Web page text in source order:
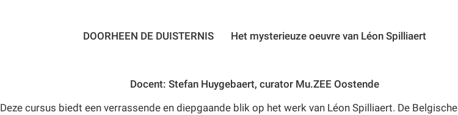
DOORHEEN DE DUISTERNIS Het mysterieuze oeuvre van Léon Spilliaert
Docent: Stefan Huygebaert, curator Mu.ZEE Oostende
Deze cursus biedt een verrassende en diepgaande blik op het werk van Léon Spilliaert. De Belgische